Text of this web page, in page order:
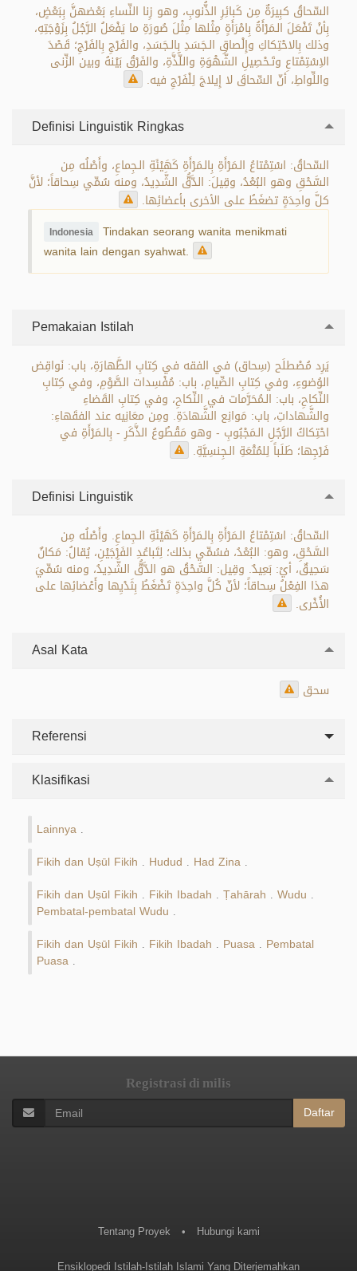
السِّحاقُ كبِيرَةٌ مِن كَبائِرِ الذُّنوبِ، وهو زِنا النِّساءِ بَعْضهنَّ بِبَعْضٍ،
بِأنْ تَفْعَلَ الـمَرْأَةُ بِامْرَأَةٍ مِثْلها مِثْلَ صُورَةِ ما يَفْعَلُ الرَّجُلُ بِزَوْجَتِهِ،
وذلك بِالاحْتِكاكِ وإِلْصاقِ الـجَسَدِ بِالـجَسَدِ، والفَرْجِ بِالفَرْجِ؛ قَصْدَ
الاِسْتِمْتاعِ وتَـحْصِيلِ الشَّهْوَةِ واللَّذَّةِ، والفَرْقُ بَيْنهُ وبين الزِّنى
واللِّواطِ، أنّ السِّحاقَ لا إِيلاجَ لِلْفَرْجِ فيه.
Definisi Linguistik Ringkas
السِّحاقُ: اسْتِمْتاعُ الـمَرْأَةِ بِالـمَرْأَةِ كَهَيْئَةِ الـجِماعِ، وأَصْلُه مِن
السَّحْقِ وهو البُعْدُ، وقِيلَ: الدَّقُّ الشَّدِيدُ، ومنه سُمِّي سِحاقاً؛ لأنَّ
كلَّ واحِدَةٍ تضغَطُ على الأخرى بأعضائِها.
Indonesia Tindakan seorang wanita menikmati
wanita lain dengan syahwat.
Pemakaian Istilah
يَرِد مُصْطلَح (سِحاق) في الفقه في كِتابِ الطَّهارَةِ، باب: نَواقِض
الوُضوءِ، وفي كِتابِ الصِّيامِ، باب: مُفْسِدات الصَّوْمِ، وفي كِتابِ
النِّكاحِ، باب: الـمُحَرَّمات في النِّكاحِ، وفي كِتابِ القَضاءِ
والشَّهاداتِ، باب: مَوانِع الشَّهادَةِ. ومِن معَانِيه عند الفقَهاءِ:
احْتِكاكُ الرَّجُلِ الـمَجْبُوبِ - وهو مَقْطُوعُ الذَّكَرِ - بِالـمَرْأَةِ في
فَرْجِها؛ طَلَباً لِلمُتْعَةِ الـجِنسِيَّةِ.
Definisi Linguistik
السِّحاقُ: اسْتِمْتاعُ الـمَرْأَةِ بِالـمَرْأَةِ كَهَيْئَةِ الـجِماعِ. وأَصْلُه مِن
السَّحْقِ، وهو: البُعْدُ، فسُمِّي بذلك؛ لِتَباعُدِ الفَرْجَيْنِ، يُقالُ: مَكانٌ
سَحِيقٌ، أيْ: بَعِيدٌ. وقِيل: السَّحْقُ هو الدَّقُّ الشَّدِيدُ، ومنه سُمِّيَ
هذا الفِعْلُ سِحاقاً؛ لأنّ كُلَّ واحِدَةٍ تَضْغَطُ بِثَدْيِها وأَعْضائِها على
الأُخْرى.
Asal Kata
سحق
Referensi
Klasifikasi
Lainnya
Fikih dan Uṣūl Fikih Hudud Had Zina
Fikih dan Uṣūl Fikih Fikih Ibadah Ṭahārah Wudu
Pembatal-pembatal Wudu
Fikih dan Uṣūl Fikih Fikih Ibadah Puasa Pembatal
Puasa
Registrasi di milis
Daftar
Tentang Proyek •
Hubungi kami
Ensiklopedi Istilah-Istilah Islami Yang Diterjemahkan